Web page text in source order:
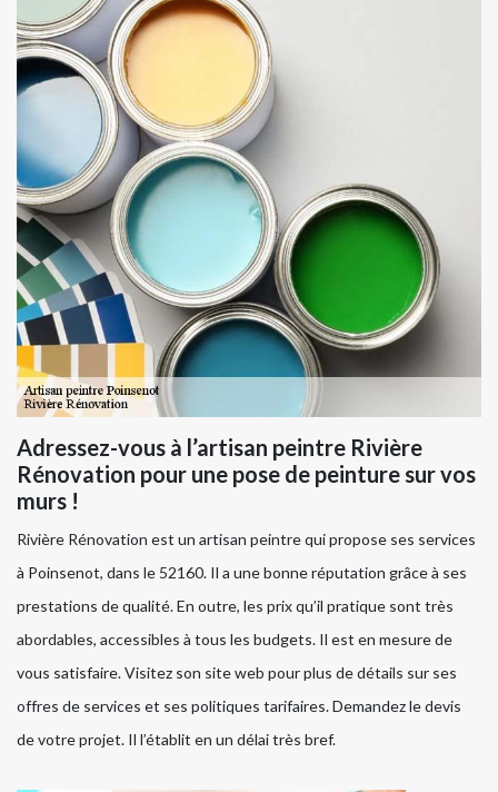
Adressez-vous à l’artisan peintre Rivière
Rénovation pour une pose de peinture sur vos
murs !
Rivière Rénovation est un artisan peintre qui propose ses services
à Poinsenot, dans le 52160. Il a une bonne réputation grâce à ses
prestations de qualité. En outre, les prix qu’il pratique sont très
abordables, accessibles à tous les budgets. Il est en mesure de
vous satisfaire. Visitez son site web pour plus de détails sur ses
offres de services et ses politiques tarifaires. Demandez le devis
de votre projet. Il l’établit en un délai très bref.